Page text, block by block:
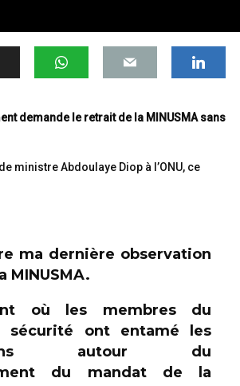
demande le retrait de la MINUSMA sans
ministre Abdoulaye Diop à l’ONU, ce
ma dernière observation
MINUSMA.
où les membres du
sécurité ont entamé les
autour du
du mandat de la